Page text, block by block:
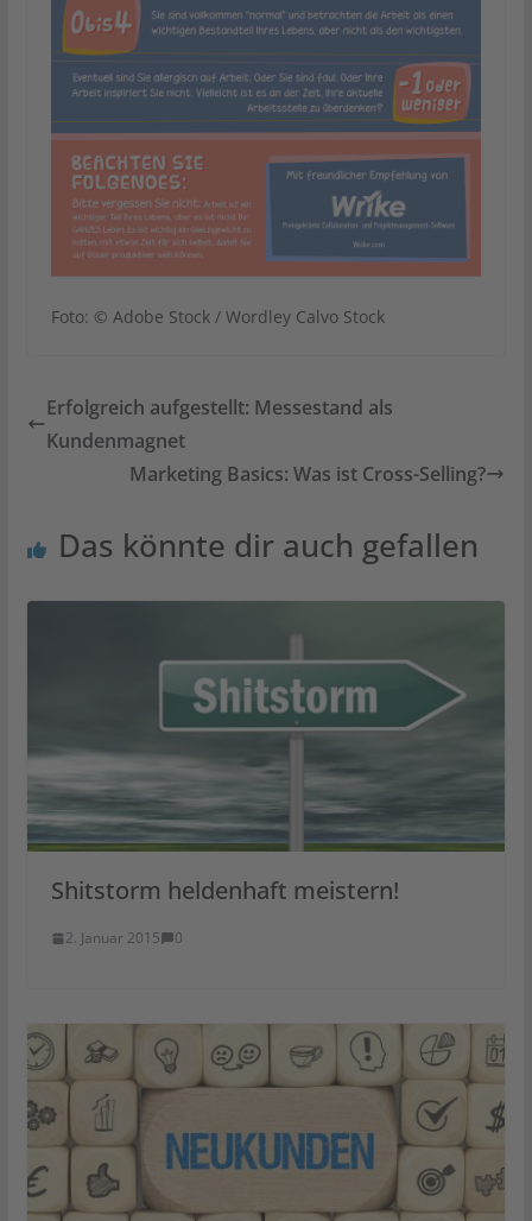
Foto: © Adobe Stock / Wordley Calvo Stock
Erfolgreich aufgestellt: Messestand als
Kundenmagnet
Marketing Basics: Was ist Cross-Selling?
Das könnte dir auch gefallen
Shitstorm heldenhaft meistern!
2. Januar 2015 0